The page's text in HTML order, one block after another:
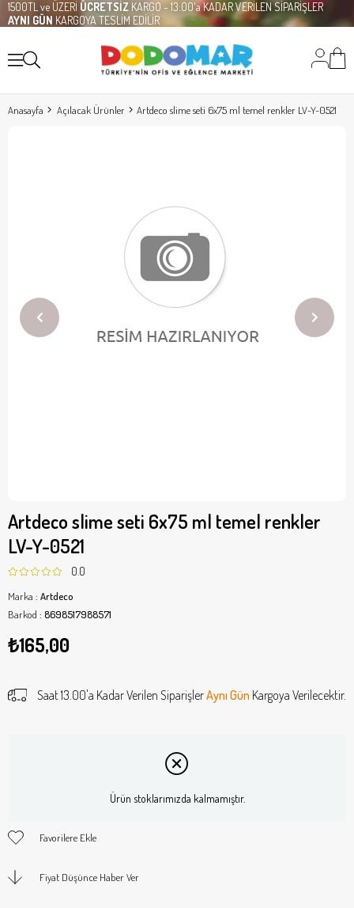
1500TL ve ÜZERİ ÜCRETSİZ KARGO - 13:00'a KADAR VERİLEN SİPARİŞLER
AYNI GÜN KARGOYA TESLİM EDİLİR
Anasayfa Açılacak Ürünler Artdeco slime seti 6x75 ml temel renkler LV-Y-0521
Artdeco slime seti 6x75 ml temel renkler
LV-Y-0521
0.0
Marka : Artdeco
Barkod : 8698517988571
₺165,00
Saat 13.00'a Kadar Verilen SiparişlerAynı Gün Kargoya Verilecektir.
Ürün stoklarımızda kalmamıştır.
Favorilere Ekle
Fiyat Düşünce Haber Ver